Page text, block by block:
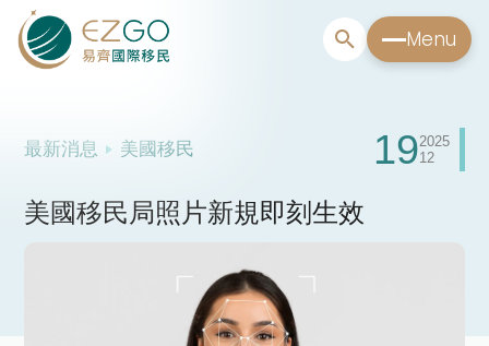
Menu
最新消息 美國移民 192025
12
美國移民局照片新規即刻生效